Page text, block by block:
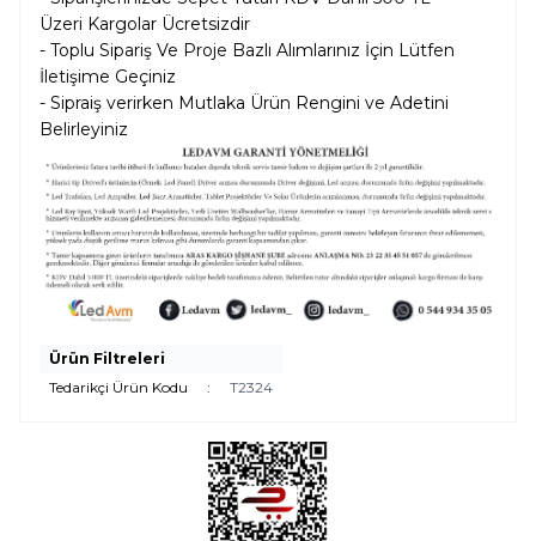
Üzeri Kargolar Ücretsizdir
- Toplu Sipariş Ve Proje Bazlı Alımlarınız İçin Lütfen
İletişime Geçiniz
- Sipraiş verirken Mutlaka Ürün Rengini ve Adetini
Belirleyiniz
Ürün Filtreleri
Tedarikçi Ürün Kodu
: T2324